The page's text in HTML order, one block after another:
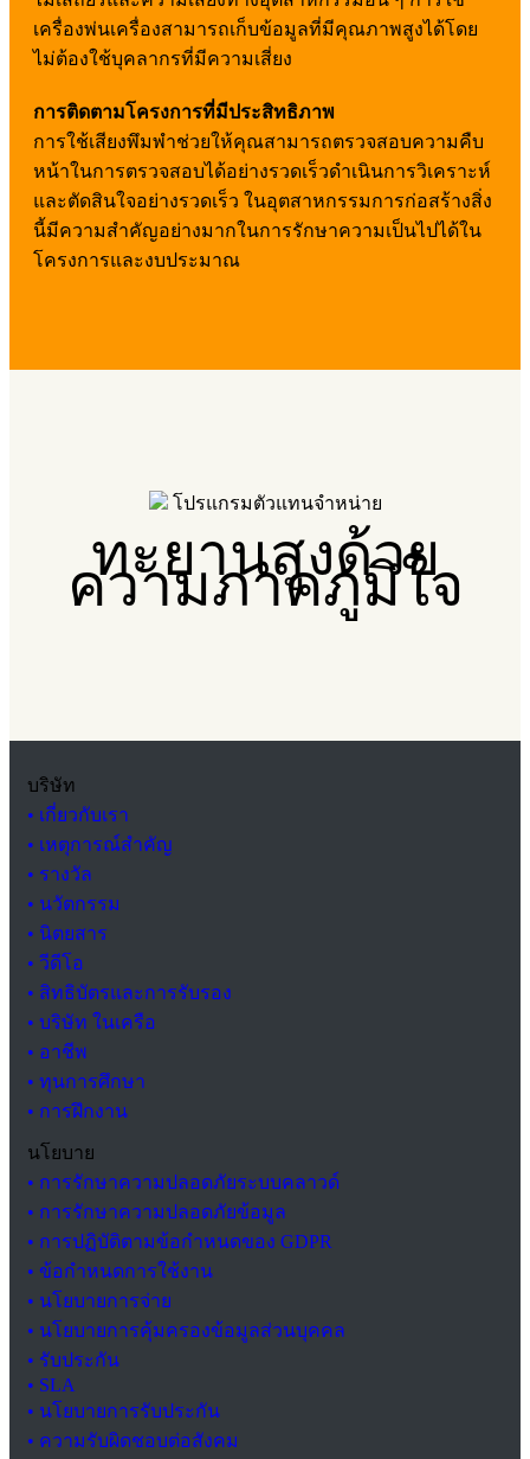
เครื่องพ่นเครื่องสามารถเก็บข้อมูลที่มีคุณภาพสูงได้โดย
ไม่ต้องใช้บุคลากรที่มีความเสี่ยง
การติดตามโครงการที่มีประสิทธิภาพ
การใช้เสียงพึมพำช่วยให้คุณสามารถตรวจสอบความคืบ
หน้าในการตรวจสอบได้อย่างรวดเร็วดำเนินการวิเคราะห์
และตัดสินใจอย่างรวดเร็ว ในอุตสาหกรรมการก่อสร้างสิ่ง
นี้มีความสำคัญอย่างมากในการรักษาความเป็นไปได้ใน
โครงการและงบประมาณ
โปรแกรมตัวแทนจำหน่าย
ทะยานสูงด้วย
ความภาคภูมิใจ
บริษัท
• เกี่ยวกับเรา
• เหตุการณ์สำคัญ
• รางวัล
• นวัตกรรม
• นิตยสาร
• วีดีโอ
• สิทธิบัตรและการรับรอง
• บริษัท ในเครือ
• อาชีพ
• ทุนการศึกษา
• การฝึกงาน
นโยบาย
• การรักษาความปลอดภัยระบบคลาวด์
• การรักษาความปลอดภัยข้อมูล
• การปฏิบัติตามข้อกำหนดของ GDPR
• ข้อกำหนดการใช้งาน
• นโยบายการจ่าย
• นโยบายการคุ้มครองข้อมูลส่วนบุคคล
• รับประกัน
• SLA
• นโยบายการรับประกัน
• ความรับผิดชอบต่อสังคม